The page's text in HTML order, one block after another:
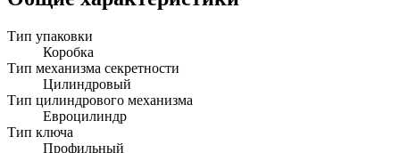
Тип упаковки
Коробка
Тип механизма секретности
Цилиндровый
Тип цилиндрового механизма
Евроцилиндр
Тип ключа
Профильный